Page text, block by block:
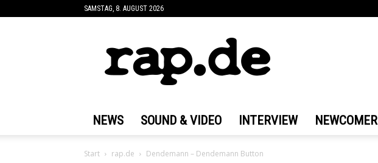
SAMSTAG, 8. AUGUST 2026
NEWS SOUND & VIDEO INTERVIEW NEWCOMER
Start rap.de Dendemann – Dendemann Button